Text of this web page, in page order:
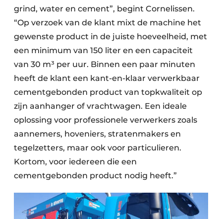
grind, water en cement”, begint Cornelissen.
“Op verzoek van de klant mixt de machine het
gewenste product in de juiste hoeveelheid, met
een minimum van 150 liter en een capaciteit
van 30 m³ per uur. Binnen een paar minuten
heeft de klant een kant-en-klaar verwerkbaar
cementgebonden product van topkwaliteit op
zijn aanhanger of vrachtwagen. Een ideale
oplossing voor professionele verwerkers zoals
aannemers, hoveniers, stratenmakers en
tegelzetters, maar ook voor particulieren.
Kortom, voor iedereen die een
cementgebonden product nodig heeft.”